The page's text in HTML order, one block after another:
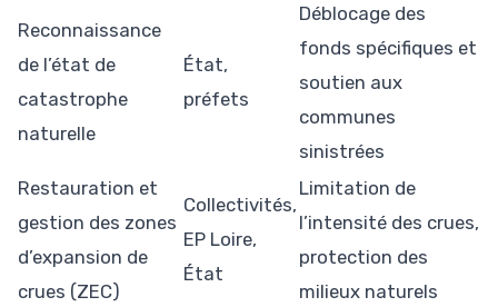
Reconnaissance
de l’état de
catastrophe
naturelle
État,
préfets
Déblocage des
fonds spécifiques et
soutien aux
communes
sinistrées
Restauration et
gestion des zones
d’expansion de
crues (ZEC)
Collectivités,
EP Loire,
État
Limitation de
l’intensité des crues,
protection des
milieux naturels